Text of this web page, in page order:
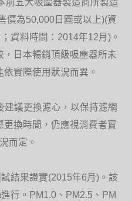
前五大吸塵器製造商所製造
價為50,000日圓或以上)(資
資料時間：2014年12月)。
日本暢銷頂級吸塵器所未
實際使用狀況而異。
議更換濾心，以保持濾網
換時間，仍應視消費者實
而定。
結果證實(2015年6月)。該
行。PM1.0、PM2.5、PM